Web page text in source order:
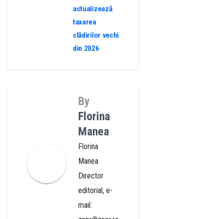
actualizează
taxarea
clădirilor vechi
din 2026
By
Florina
Manea
Florina
Manea
Director
editorial, e-
mail: